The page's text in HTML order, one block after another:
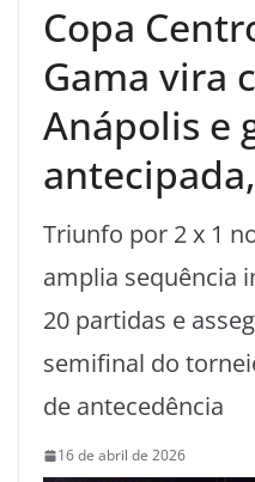
Copa
Gama vira
Anápolis e
Triunfo por 2 x 1
amplia sequência
20 partidas e
semifinal do
de antecedência
16 de abril de 2026